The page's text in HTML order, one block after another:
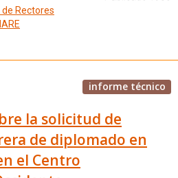
Rectores
informe técnico
la solicitud de
de diplomado en
el Centro